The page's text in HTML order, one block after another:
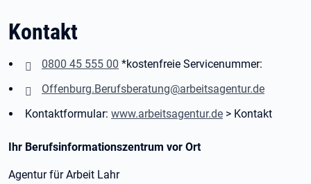
Kontakt
0800 45 555 00 *kostenfreie Servicenummer:
Offenburg.Berufsberatung@arbeitsagentur.de
Kontaktformular: www.arbeitsagentur.de > Kontakt
Ihr Berufsinformationszentrum vor Ort
Agentur für Arbeit Lahr